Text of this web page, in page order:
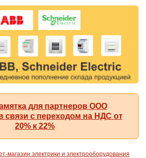
для партнеров ООО
с переходом на НДС от
20% к 22%
магазин электрики и электрооборудования